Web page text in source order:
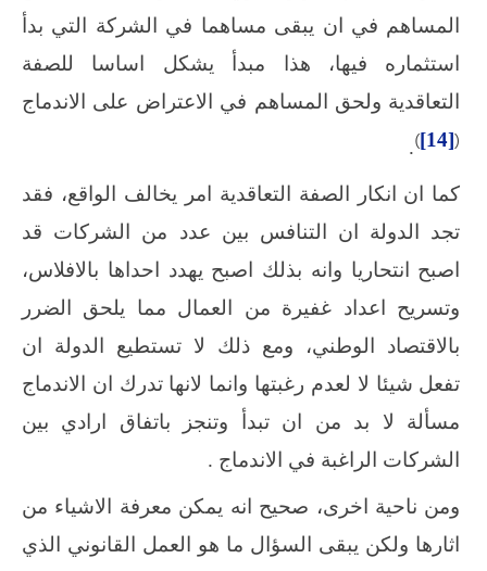
المساهم في ان يبقى مساهما في الشركة التي بدأ
استثماره فيها، هذا مبدأ يشكل اساسا للصفة
التعاقدية ولحق المساهم في الاعتراض على الاندماج
[14]
)
.
كما ان انكار الصفة التعاقدية امر يخالف الواقع، فقد
تجد الدولة ان التنافس بين عدد من الشركات قد
اصبح انتحاريا وانه بذلك اصبح يهدد احداها بالافلاس،
وتسريح اعداد غفيرة من العمال مما يلحق الضرر
بالاقتصاد الوطني، ومع ذلك لا تستطيع الدولة ان
تفعل شيئا لا لعدم رغبتها وانما لانها تدرك ان الاندماج
مسألة لا بد من ان تبدأ وتنجز باتفاق ارادي بين
الشركات الراغبة في الاندماج .
ومن ناحية اخرى، صحيح انه يمكن معرفة الاشياء من
اثارها ولكن يبقى السؤال ما هو العمل القانوني الذي